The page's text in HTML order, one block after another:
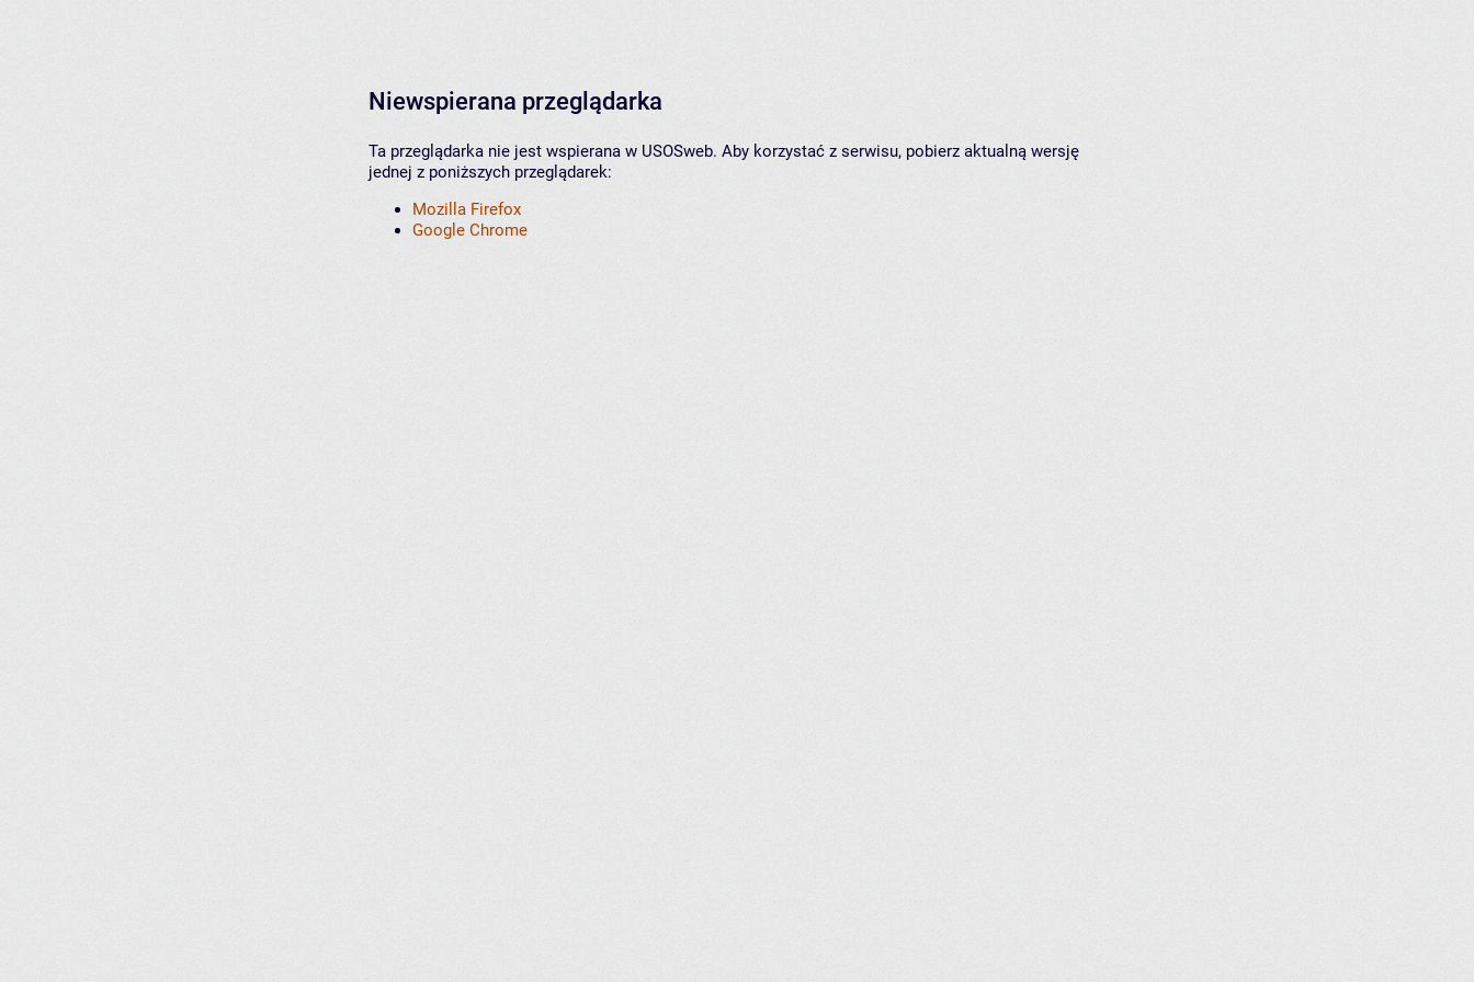
Niewspierana przeglądarka
Ta przeglądarka nie jest wspierana w USOSweb. Aby korzystać z serwisu, pobierz aktualną wersję
jednej z poniższych przeglądarek:
Mozilla Firefox
Google Chrome